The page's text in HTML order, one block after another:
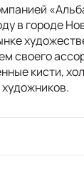
в городе
своего
кисти,